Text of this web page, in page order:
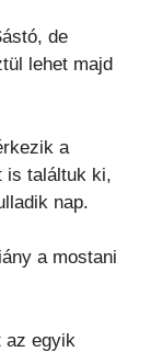
de
lehet majd
a
is találtuk ki,
nap.
a mostani
az egyik